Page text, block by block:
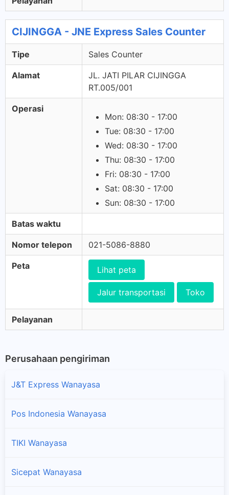
CIJINGGA - JNE Express Sales Counter
Tipe Sales Counter
Alamat
JL. JATI PILAR CIJINGGA
RT.005/001
Operasi
Mon: 08:30 - 17:00
Tue: 08:30 - 17:00
Wed: 08:30 - 17:00
Thu: 08:30 - 17:00
Fri: 08:30 - 17:00
Sat: 08:30 - 17:00
Sun: 08:30 - 17:00
Batas waktu
Nomor telepon 021-5086-8880
Peta Lihat peta
Jalur transportasi Toko
Pelayanan
Perusahaan pengiriman
J&T Express Wanayasa
Pos Indonesia Wanayasa
TIKI Wanayasa
Sicepat Wanayasa